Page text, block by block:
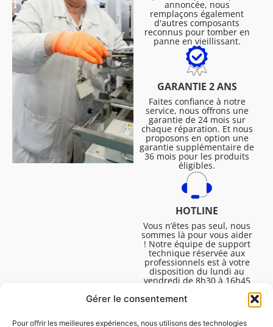
Gérer le consentement
Pour offrir les meilleures expériences, nous utilisons des technologies
annoncée, nous
remplaçons également
d'autres composants
reconnus pour tomber en
panne en vieillissant.
GARANTIE 2 ANS
Faites confiance à notre
service, nous offrons une
garantie de 24 mois sur
chaque réparation. Et nous
proposons en option une
garantie supplémentaire de
36 mois pour les produits
éligibles.
HOTLINE
Vous n’êtes pas seul, nous
sommes là pour vous aider
! Notre équipe de support
technique réservée aux
professionnels est à votre
disposition du lundi au
vendredi de 8h30 à 16h45
pour vous aider à résoudre
toutes vos questions